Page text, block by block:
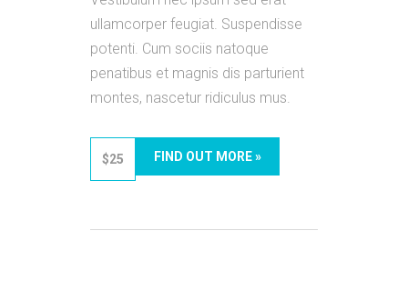
ullamcorper feugiat. Suspendisse
potenti. Cum sociis natoque
penatibus et magnis dis parturient
montes, nascetur ridiculus mus.
$25 FIND OUT MORE »